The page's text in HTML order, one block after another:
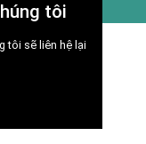
tôi
tôi sẽ liên hệ lại